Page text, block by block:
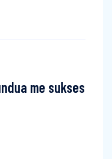
me sukses